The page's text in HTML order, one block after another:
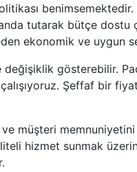
tutarak bütçe dostu
ekonomik ve uygun
değişiklik gösterebilir.
Şeffaf bir
müşteri memnuniyetini
hizmet sunmak